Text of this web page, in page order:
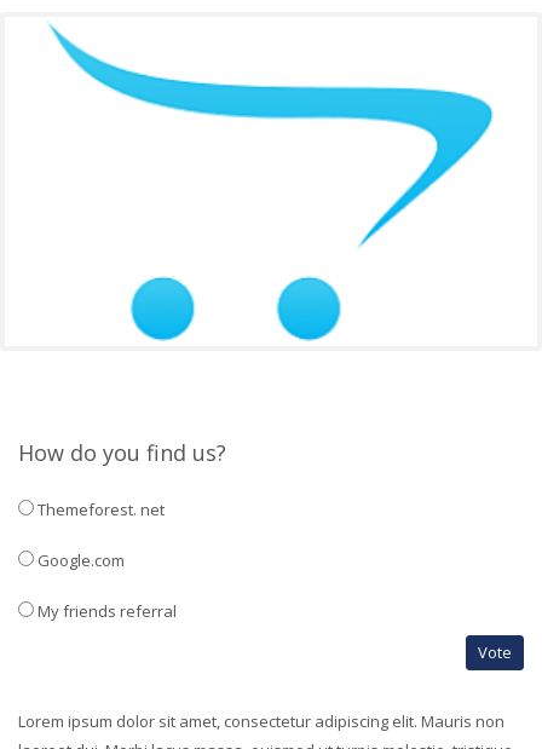
How do you find us?
Themeforest. net
Google.com
My friends referral
Vote
Lorem ipsum dolor sit amet, consectetur adipiscing elit. Mauris non